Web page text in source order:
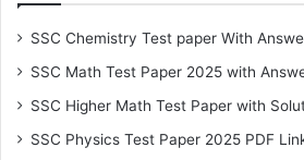
SSC Chemistry Test paper With
SSC Math Test Paper 2025 with
SSC Higher Math Test Paper with
SSC Physics Test Paper 2025 PDF